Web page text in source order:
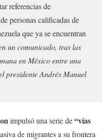
referencias de
personas calificadas de
que ya se encuentran
un comunicado, tras las
en México entre una
presidente Andrés Manuel
impulsó una serie de“vías
de migrantes a su frontera